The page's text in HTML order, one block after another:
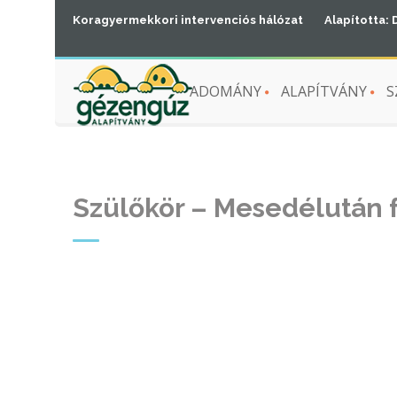
Koragyermekkori intervenciós hálózat Alapította:
ADOMÁNY ALAPÍTVÁNY
Szülőkör –